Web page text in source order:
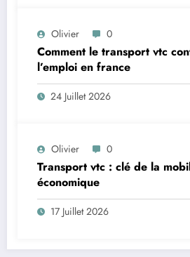
Olivier 0
Comment le transport vtc
l’emploi en france
24 Juillet 2026
Olivier 0
Transport vtc : clé de la
économique
17 Juillet 2026